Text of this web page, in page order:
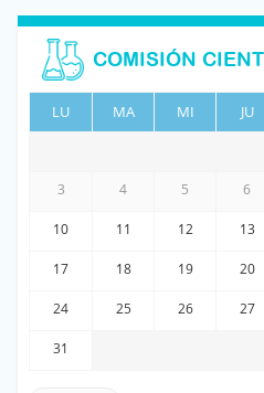
COMISIÓN